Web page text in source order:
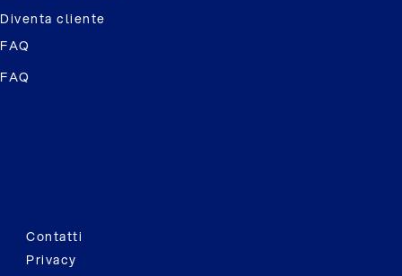
Diventa cliente
FAQ
FAQ
Contatti
Privacy